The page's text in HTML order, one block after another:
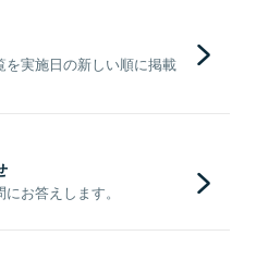
実施日の新しい順に掲載
お答えします。